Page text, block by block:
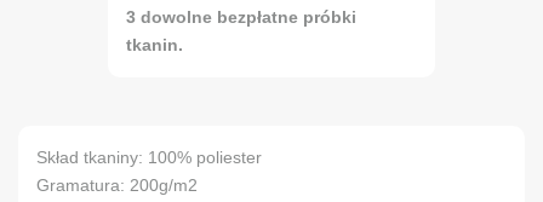
3 dowolne bezpłatne próbki
tkanin.
Skład tkaniny: 100% poliester
Gramatura: 200g/m2